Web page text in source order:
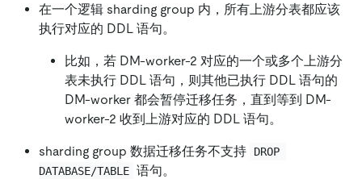
在一个逻辑 sharding group 内，所有上游分表都应该
执行对应的 DDL 语句。
比如，若 DM-worker-2 对应的一个或多个上游分
表未执行 DDL 语句，则其他已执行 DDL 语句的
DM-worker 都会暂停迁移任务，直到等到 DM-
worker-2 收到上游对应的 DDL 语句。
sharding group 数据迁移任务不支持
DROP
DATABASE/TABLE 语句。